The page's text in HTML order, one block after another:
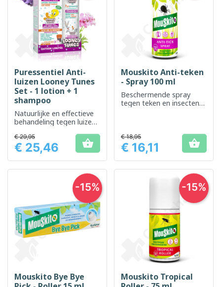
Puressentiel Anti-
luizen Looney Tunes
Set - 1 lotion + 1
shampoo
Natuurlijke en effectieve
behandeling tegen luizen,
Prijs
€ 29,95
€ 25,46 
Mouskito Anti-teken
- Spray 100 ml
Beschermende spray
tegen teken en insecten
Prijs
€ 18,95
€ 16,11 
Mouskito Bye Bye
-15%
Mouskito Tropical
-15%